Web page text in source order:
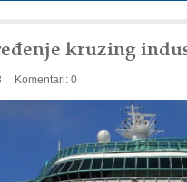
kruzing
Komentari: 0